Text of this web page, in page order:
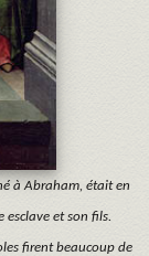
à Abraham, était en
esclave et son fils.
firent beaucoup de